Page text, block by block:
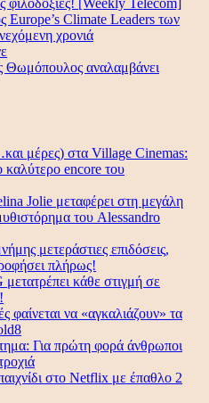
Europe’s Climate Leaders των
χρονιά
Θωμόπουλος αναλαμβάνει
μέρες) στα Village Cinemas:
καλύτερο encore του
Jolie μεταφέρει στη μεγάλη
του Alessandro
μετεράστιες επιδόσεις,
πλήρως!
κάθε στιγμή σε
φαίνεται να «αγκαλιάζουν» τα
Για πρώτη φορά άνθρωποι
στο Netflix με έπαθλο 2